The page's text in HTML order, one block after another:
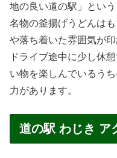
地の良い道の駅」という
名物の釜揚げうどんは
や落ち着いた雰囲気が印
ドライブ途中に少し休
い物を楽しんでいるう
力があります。
道の駅 わじき ア